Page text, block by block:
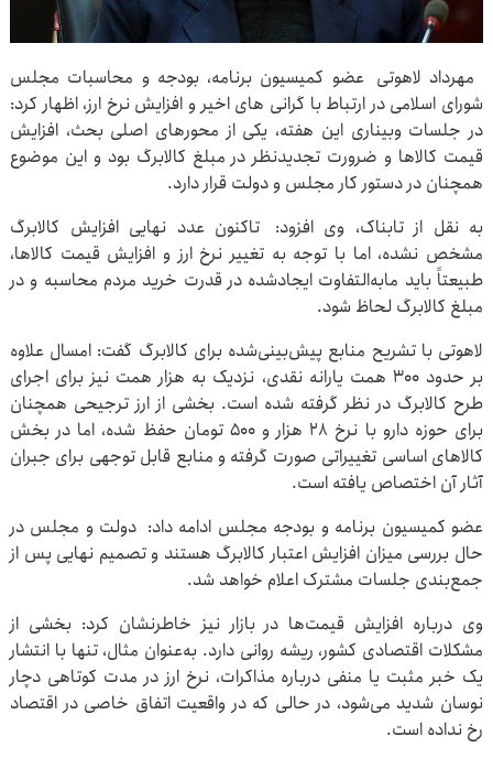
مهرداد لاهوتی عضو کمیسیون برنامه، بودجه و محاسبات مجلس
شورای اسلامی در ارتباط با گرانی های اخیر و افزایش نرخ ارز، اظهار کرد:
در جلسات وبیناری این هفته، یکی از محورهای اصلی بحث، افزایش
قیمت کالاها و ضرورت تجدیدنظر در مبلغ کالابرگ بود و این موضوع
همچنان در دستور کار مجلس و دولت قرار دارد.
به نقل از تابناک، وی افزود: تاکنون عدد نهایی افزایش کالابرگ
مشخص نشده، اما با توجه به تغییر نرخ ارز و افزایش قیمت کالاها،
طبیعتاً باید مابه‌التفاوت ایجادشده در قدرت خرید مردم محاسبه و در
مبلغ کالابرگ لحاظ شود.
لاهوتی با تشریح منابع پیش‌بینی‌شده برای کالابرگ گفت: امسال علاوه
بر حدود ۳۰۰ همت یارانه نقدی، نزدیک به هزار همت نیز برای اجرای
طرح کالابرگ در نظر گرفته شده است. بخشی از ارز ترجیحی همچنان
برای حوزه دارو با نرخ ۲۸ هزار و ۵۰۰ تومان حفظ شده، اما در بخش
کالاهای اساسی تغییراتی صورت گرفته و منابع قابل توجهی برای جبران
آثار آن اختصاص یافته است.
عضو کمیسیون برنامه و بودجه مجلس ادامه داد: دولت و مجلس در
حال بررسی میزان افزایش اعتبار کالابرگ هستند و تصمیم نهایی پس از
جمع‌بندی جلسات مشترک اعلام خواهد شد.
وی درباره افزایش قیمت‌ها در بازار نیز خاطرنشان کرد: بخشی از
مشکلات اقتصادی کشور، ریشه روانی دارد. به‌عنوان مثال، تنها با انتشار
یک خبر مثبت یا منفی درباره مذاکرات، نرخ ارز در مدت کوتاهی دچار
نوسان شدید می‌شود، در حالی که در واقعیت اتفاق خاصی در اقتصاد
رخ نداده است.